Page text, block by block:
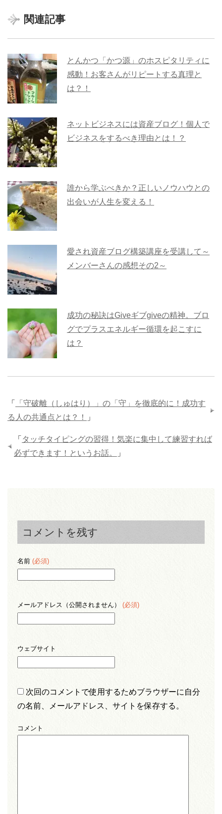
関連記事
とんかつ「かつ源」のホスピタリティに
感動！お客さんがリピートする真理と
は？！
ネットビジネスには資産ブログ！個人で
ビジネスをするべき理由とは！？
誰から学ぶべきか？正しいノウハウとの
出会いが人生を変える！
愛され資産ブログ構築講座を受講して～
メンバーさんの感想その2～
成功の秘訣はGiveギブgiveの精神。ブロ
グでプラスエネルギー循環を起こすに
は？
「
「守破離（しゅはり）」の「守」を徹底的に！成功す
る人の共通点とは？！
」
「 タッチタイピングの習得！気楽に集中して練習すれば
必ずできます！というお話。
」
コメントを残す
名前 (必須)
メールアドレス（公開されません） (必須)
ウェブサイト
次回のコメントで使用するためブラウザーに自分
の名前、メールアドレス、サイトを保存する。
コメント